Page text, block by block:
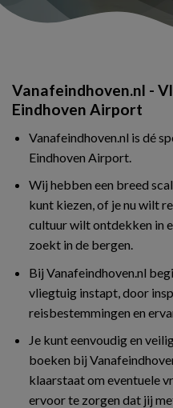
Vanafeindhoven.nl -
Eindhoven Airport
Vanafeindhoven.nl is dé
Eindhoven Airport.
Wij hebben een breed
kunt kiezen, of je nu wilt
cultuur wilt ontdekken in
zoekt in de bergen.
Bij Vanafeindhoven.nl
vliegtuig instapt, door
reisbestemmingen en
Je kunt eenvoudig en
boeken bij
klaarstaat om eventuele
ervoor te zorgen dat jij